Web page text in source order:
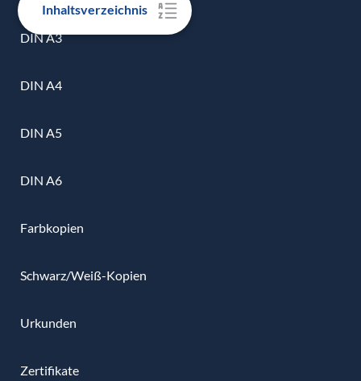
Inhaltsverzeichnis
DIN A3
DIN A4
DIN A5
DIN A6
Farbkopien
Schwarz/Weiß-Kopien
Urkunden
Zertifikate